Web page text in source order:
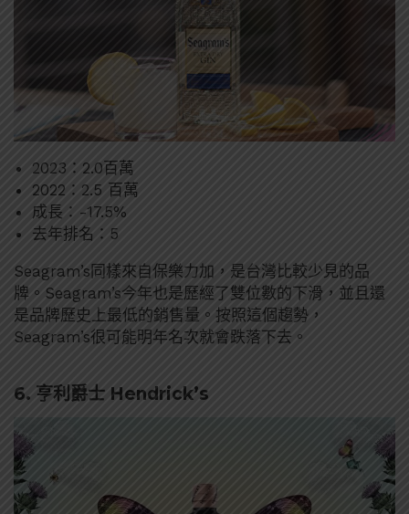
2023：2.0百萬
2022：2.5 百萬
成長：-17.5%
去年排名：5
Seagram’s同樣來自保樂力加，是台灣比較少見的品
牌。Seagram’s今年也是歷經了雙位數的下滑，並且還
是品牌歷史上最低的銷售量。按照這個趨勢，
Seagram’s很可能明年名次就會跌落下去。
6. 亨利爵士 Hendrick’s